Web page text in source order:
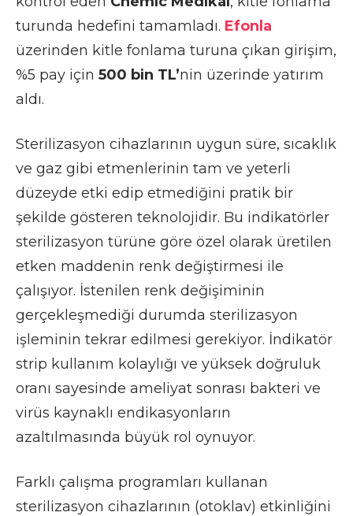
turunda hedefini tamamladı. Efonla
üzerinden kitle fonlama turuna çıkan girişim,
%5 pay için 500 bin TL’nin üzerinde yatırım
aldı.
Sterilizasyon cihazlarının uygun süre, sıcaklık
ve gaz gibi etmenlerinin tam ve yeterli
düzeyde etki edip etmediğini pratik bir
şekilde gösteren teknolojidir. Bu indikatörler
sterilizasyon türüne göre özel olarak üretilen
etken maddenin renk değiştirmesi ile
çalışıyor. İstenilen renk değişiminin
gerçekleşmediği durumda sterilizasyon
işleminin tekrar edilmesi gerekiyor. İndikatör
strip kullanım kolaylığı ve yüksek doğruluk
oranı sayesinde ameliyat sonrası bakteri ve
virüs kaynaklı endikasyonların
azaltılmasında büyük rol oynuyor.
Farklı çalışma programları kullanan
sterilizasyon cihazlarının (otoklav) etkinliğini